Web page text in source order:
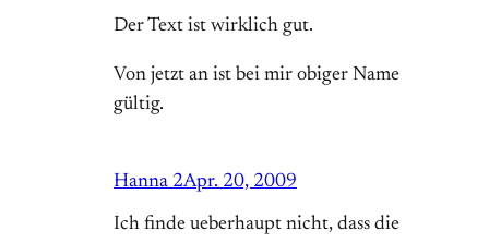
Der Text ist wirklich gut.
Von jetzt an ist bei mir obiger Name
gültig.
Hanna 2Apr. 20, 2009
Ich finde ueberhaupt nicht, dass die